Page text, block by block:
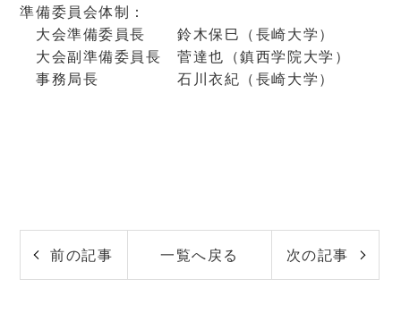
準備委員会体制：
大会準備委員長 鈴木保巳（長崎大学）
大会副準備委員長 菅達也（鎮西学院大学）
事務局長 石川衣紀（長崎大学）
前の記事 一覧へ戻る 次の記事